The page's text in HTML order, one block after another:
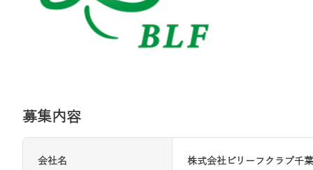
募集内容
会社名 株式会社ビリーフクラブ千葉